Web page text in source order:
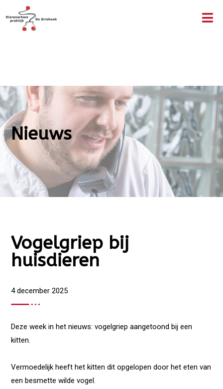
Nieuws
Vogelgriep bij
huisdieren
4 december 2025
Deze week in het nieuws: vogelgriep aangetoond bij een
kitten.
Vermoedelijk heeft het kitten dit opgelopen door het eten van
een besmette wilde vogel.